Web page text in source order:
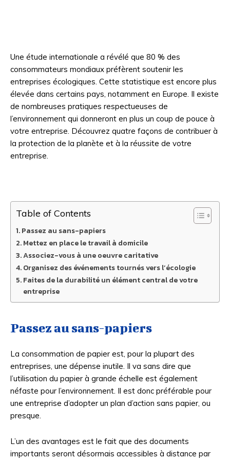
Une étude internationale a révélé que 80 % des
consommateurs mondiaux préfèrent soutenir les
entreprises écologiques. Cette statistique est encore plus
élevée dans certains pays, notamment en Europe. Il existe
de nombreuses pratiques respectueuses de
l’environnement qui donneront en plus un coup de pouce à
votre entreprise. Découvrez quatre façons de contribuer à
la protection de la planète et à la réussite de votre
entreprise.
Table of Contents
Passez au sans-papiers
Mettez en place le travail à domicile
Associez-vous à une oeuvre caritative
Organisez des événements tournés vers l’écologie
Faites de la durabilité un élément central de votre
entreprise
Passez au sans-papiers
La consommation de papier est, pour la plupart des
entreprises, une dépense inutile. Il va sans dire que
l’utilisation du papier à grande échelle est également
néfaste pour l’environnement. Il est donc préférable pour
une entreprise d’adopter un plan d’action sans papier, ou
presque.
L’un des avantages est le fait que des documents
importants seront désormais accessibles à distance par